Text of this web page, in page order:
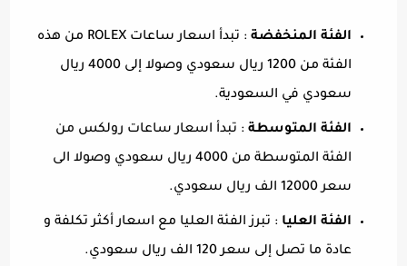
الفئة المنخفضة
: تبدأ اسعار ساعات ROLEX من هذه
الفئة من 1200 ريال سعودي وصولا إلى 4000 ريال
سعودي في السعودية.
الفئة المتوسطة : تبدأ اسعار ساعات رولكس من
الفئة المتوسطة من 4000 ريال سعودي وصولا الى
سعر 12000 الف ريال سعودي.
الفئة العليا : تبرز الفئة العليا مع اسعار أكثر تكلفة و
عادة ما تصل إلى سعر 120 الف ريال سعودي.